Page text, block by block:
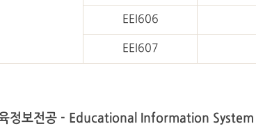
EEI606
EEI607
정보전공 - Educational Information System